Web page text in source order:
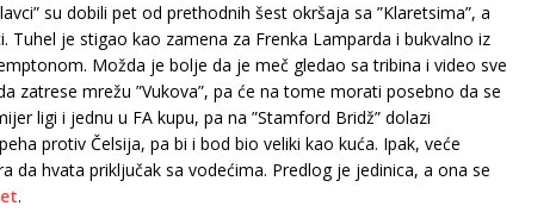
su dobili pet od prethodnih šest okršaja sa ”Klaretsima”, a
je stigao kao zamena za Frenka Lamparda i bukvalno iz
Možda je bolje da je meč gledao sa tribina i video sve
zatrese mrežu ”Vukova”, pa će na tome morati posebno da se
ligi i jednu u FA kupu, pa na ”Stamford Bridž” dolazi
protiv Čelsija, pa bi i bod bio veliki kao kuća. Ipak, veće
da hvata priključak sa vodećima. Predlog je jedinica, a ona se
.